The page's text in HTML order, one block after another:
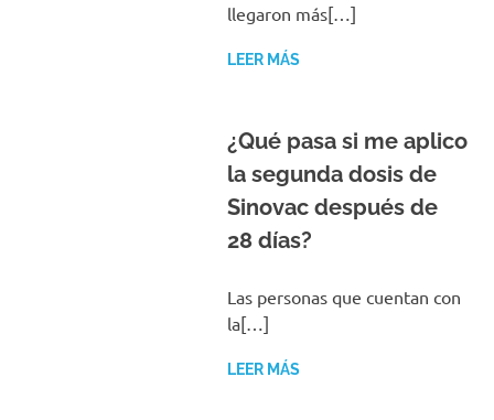
llegaron más[…]
LEER MÁS
¿Qué pasa si me aplico
la segunda dosis de
Sinovac después de
28 días?
Las personas que cuentan con
la[…]
LEER MÁS